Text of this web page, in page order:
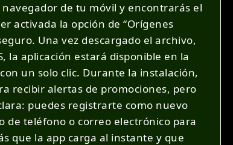
de tu móvil y encontrarás el
activada la opción de “Orígenes
Una vez descargado el archivo,
la aplicación estará disponible en la
un solo clic. Durante la instalación,
recibir alertas de promociones, pero
puedes registrarte como nuevo
de teléfono o correo electrónico para
que la app carga al instante y que